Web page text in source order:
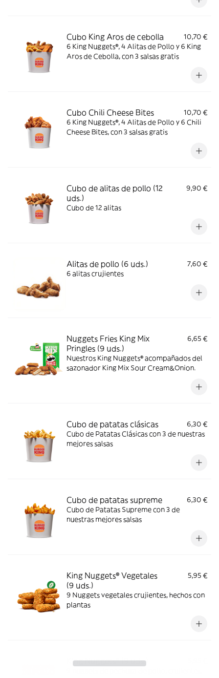
Cubo King Aros de cebolla
10,70 €
6 King Nuggets®, 4 Alitas de Pollo y 6 King
Aros de Cebolla, con 3 salsas gratis
Cubo Chili Cheese Bites
10,70 €
6 King Nuggets®, 4 Alitas de Pollo y 6 Chili
Cheese Bites, con 3 salsas gratis
Cubo de alitas de pollo (12
uds.)
9,90 €
Cubo de 12 alitas
Alitas de pollo (6 uds.)
7,60 €
6 alitas crujientes
Nuggets Fries King Mix
Pringles (9 uds.)
6,65 €
Nuestros King Nuggets® acompañados del
sazonador King Mix Sour Cream&Onion.
Cubo de patatas clásicas
6,30 €
Cubo de Patatas Clásicas con 3 de nuestras
mejores salsas
Cubo de patatas supreme
6,30 €
Cubo de Patatas Supreme con 3 de
nuestras mejores salsas
King Nuggets® Vegetales
(9 uds.)
5,95 €
9 Nuggets vegetales crujientes, hechos con
plantas
King Nuggets® (9 uds.)